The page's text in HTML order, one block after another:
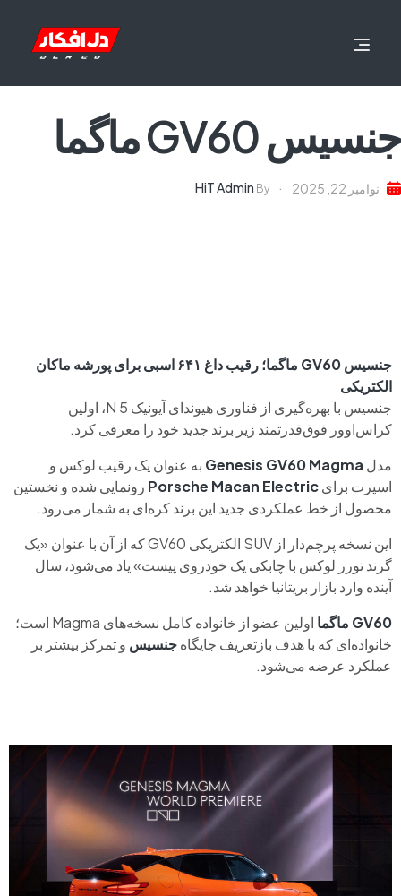
جنسیس GV60 ماگما
نوامبر 22, 2025 By
HiT Admin
جنسیس GV60 ماگما؛ رقیب داغ ۶۴۱ اسبی برای پورشه ماکان
الکتریکی
جنسیس با بهره‌گیری از فناوری هیوندای آیونیک 5 N، اولین
کراس‌اوور فوق‌قدرتمند زیر برند جدید خود را معرفی کرد.
مدل Genesis GV60 Magma به عنوان یک رقیب لوکس و
اسپرت برایPorsche Macan Electric رونمایی شده و نخستین
محصول از خط عملکردی جدید این برند کره‌ای به شمار می‌رود.
این نسخه پرچم‌دار از SUV الکتریکی GV60 که از آن با عنوان «یک
گرند تورر لوکس با چابکی یک خودروی پیست» یاد می‌شود، سال
آینده وارد بازار بریتانیا خواهد شد.
GV60 ماگما
اولین عضو از خانواده کامل نسخه‌های Magma است؛
خانواده‌ای که با هدف بازتعریف جایگاهجنسیس و تمرکز بیشتر بر
عملکرد عرضه می‌شود.